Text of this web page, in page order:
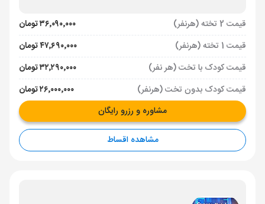
قیمت 2 تخته (هرنفر)
۳۶٬۰۹۰٬۰۰۰ تومان
قیمت 1 تخته (هرنفر)
۴۷٬۶۹۰٬۰۰۰ تومان
قیمت کودک با تخت (هر نفر)
۳۲٬۲۹۰٬۰۰۰ تومان
قیمت کودک بدون تخت (هرنفر)
۲۶٬۰۰۰٬۰۰۰ تومان
مشاوره و رزرو رایگان
مشاهده اقساط